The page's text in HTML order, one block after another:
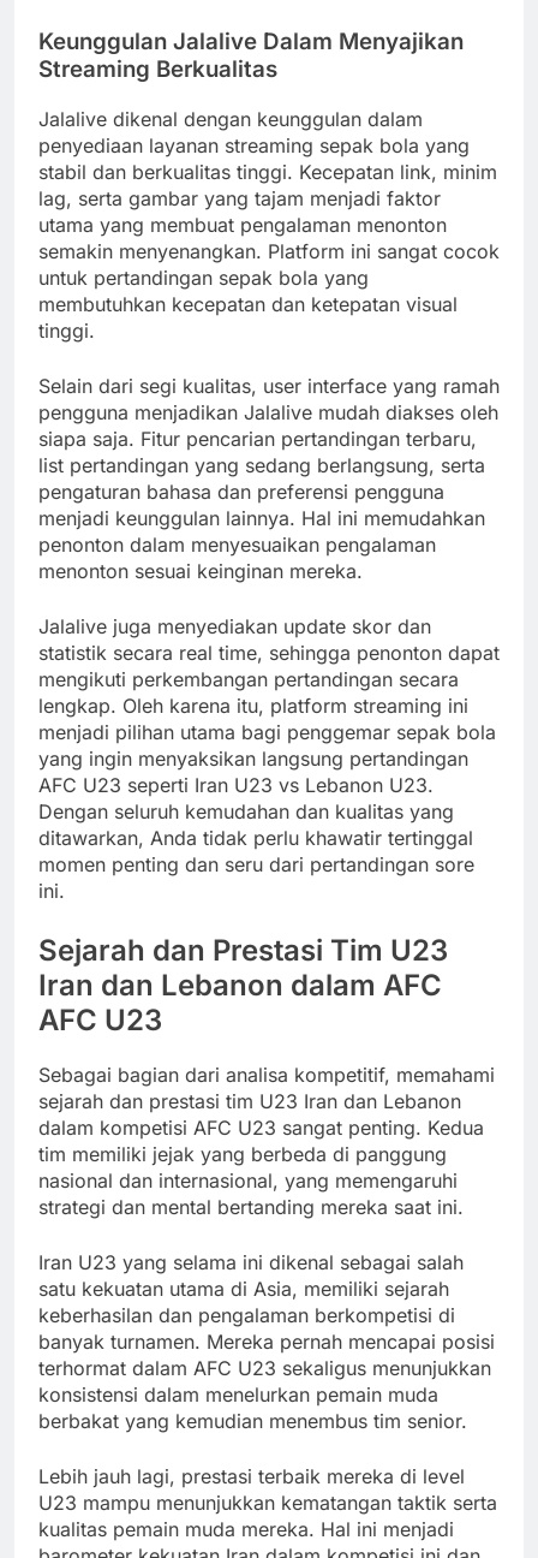
Keunggulan Jalalive Dalam Menyajikan
Streaming Berkualitas
Jalalive dikenal dengan keunggulan dalam
penyediaan layanan streaming sepak bola yang
stabil dan berkualitas tinggi. Kecepatan link, minim
lag, serta gambar yang tajam menjadi faktor
utama yang membuat pengalaman menonton
semakin menyenangkan. Platform ini sangat cocok
untuk pertandingan sepak bola yang
membutuhkan kecepatan dan ketepatan visual
tinggi.
Selain dari segi kualitas, user interface yang ramah
pengguna menjadikan Jalalive mudah diakses oleh
siapa saja. Fitur pencarian pertandingan terbaru,
list pertandingan yang sedang berlangsung, serta
pengaturan bahasa dan preferensi pengguna
menjadi keunggulan lainnya. Hal ini memudahkan
penonton dalam menyesuaikan pengalaman
menonton sesuai keinginan mereka.
Jalalive juga menyediakan update skor dan
statistik secara real time, sehingga penonton dapat
mengikuti perkembangan pertandingan secara
lengkap. Oleh karena itu, platform streaming ini
menjadi pilihan utama bagi penggemar sepak bola
yang ingin menyaksikan langsung pertandingan
AFC U23 seperti Iran U23 vs Lebanon U23.
Dengan seluruh kemudahan dan kualitas yang
ditawarkan, Anda tidak perlu khawatir tertinggal
momen penting dan seru dari pertandingan sore
ini.
Sejarah dan Prestasi Tim U23
Iran dan Lebanon dalam AFC
AFC U23
Sebagai bagian dari analisa kompetitif, memahami
sejarah dan prestasi tim U23 Iran dan Lebanon
dalam kompetisi AFC U23 sangat penting. Kedua
tim memiliki jejak yang berbeda di panggung
nasional dan internasional, yang memengaruhi
strategi dan mental bertanding mereka saat ini.
Iran U23 yang selama ini dikenal sebagai salah
satu kekuatan utama di Asia, memiliki sejarah
keberhasilan dan pengalaman berkompetisi di
banyak turnamen. Mereka pernah mencapai posisi
terhormat dalam AFC U23 sekaligus menunjukkan
konsistensi dalam menelurkan pemain muda
berbakat yang kemudian menembus tim senior.
Lebih jauh lagi, prestasi terbaik mereka di level
U23 mampu menunjukkan kematangan taktik serta
kualitas pemain muda mereka. Hal ini menjadi